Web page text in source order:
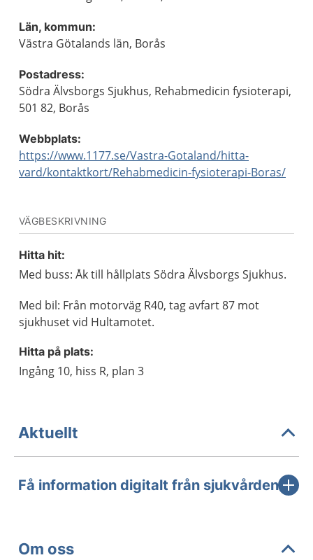
Län, kommun:
Västra Götalands län, Borås
Postadress:
Södra Älvsborgs Sjukhus, Rehabmedicin fysioterapi,
501 82, Borås
Webbplats:
https://www.1177.se/Vastra-Gotaland/hitta-
vard/kontaktkort/Rehabmedicin-fysioterapi-Boras/
VÄGBESKRIVNING
Hitta hit:
Med buss: Åk till hållplats Södra Älvsborgs Sjukhus.
Med bil: Från motorväg R40, tag avfart 87 mot
sjukhuset vid Hultamotet.
Hitta på plats:
Ingång 10, hiss R, plan 3
Aktuellt
Få information digitalt från sjukvården
Om oss